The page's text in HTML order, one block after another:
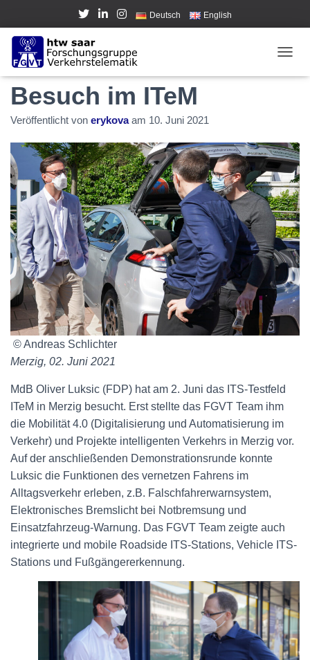
Deutsch English
MdB Oliver Luksic zu
Besuch im ITeM
Veröffentlicht von erykovaam 10. Juni 2021
© Andreas Schlichter
Merzig, 02. Juni 2021
MdB Oliver Luksic (FDP) hat am 2. Juni das ITS-Testfeld
ITeM in Merzig besucht. Erst stellte das FGVT Team ihm
die Mobilität 4.0 (Digitalisierung und Automatisierung im
Verkehr) und Projekte intelligenten Verkehrs in Merzig vor.
Auf der anschließenden Demonstrationsrunde konnte
Luksic die Funktionen des vernetzen Fahrens im
Alltagsverkehr erleben, z.B. Falschfahrerwarnsystem,
Elektronisches Bremslicht bei Notbremsung und
Einsatzfahrzeug-Warnung. Das FGVT Team zeigte auch
integrierte und mobile Roadside ITS-Stations, Vehicle ITS-
Stations und Fußgängererkennung.